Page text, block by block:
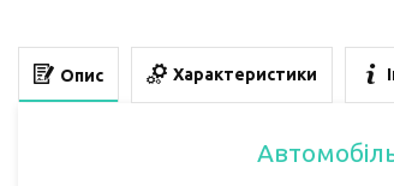
Опис Характеристики